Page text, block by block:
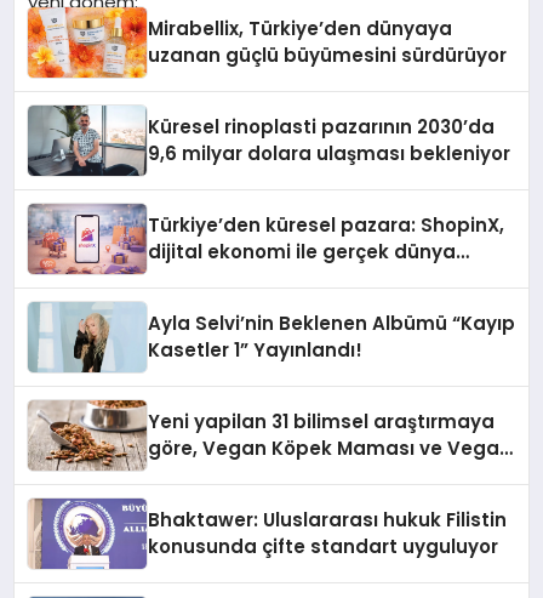
Mirabellix, Türkiye’den dünyaya
uzanan güçlü büyümesini sürdürüyor
Küresel rinoplasti pazarının 2030’da
9,6 milyar dolara ulaşması bekleniyor
Türkiye’den küresel pazara: ShopinX,
dijital ekonomi ile gerçek dünya
Ayla Selvi’nin Beklenen Albümü “Kayıp
Kasetler 1” Yayınlandı!
Yeni yapilan 31 bilimsel araştırmaya
göre, Vegan Köpek Maması ve Vegan
Bhaktawer: Uluslararası hukuk Filistin
konusunda çifte standart uyguluyor